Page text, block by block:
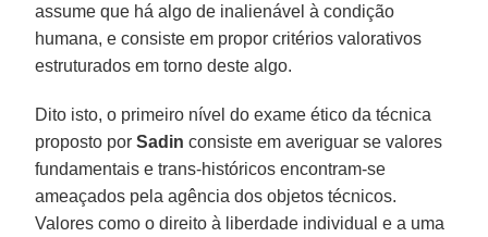
assume que há algo de inalienável à condição
humana, e consiste em propor critérios valorativos
estruturados em torno deste algo.
Dito isto, o primeiro nível do exame ético da técnica
proposto porSadin consiste em averiguar se valores
fundamentais e trans-históricos encontram-se
ameaçados pela agência dos objetos técnicos.
Valores como o direito à liberdade individual e a uma